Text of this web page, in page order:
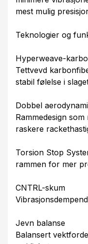
mest mulig
Teknologier og
Hyperweave-
Tettvevd
stabil følelse i
Dobbel
Rammedesign
raskere
Torsion Stop
rammen for mer
CNTRL-skum
Jevn balanse
Balansert